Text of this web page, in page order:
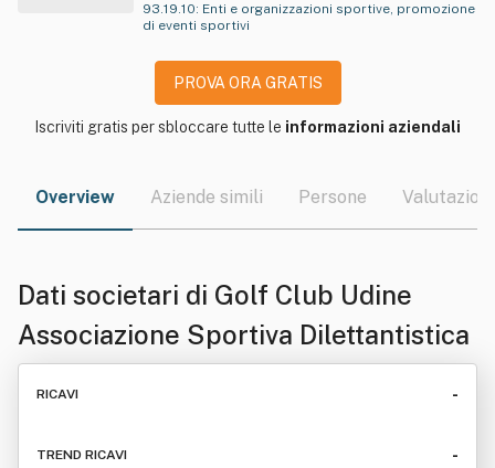
93.19.10: Enti e organizzazioni sportive, promozione
di eventi sportivi
PROVA ORA GRATIS
Iscriviti gratis per sbloccare tutte le informazioni aziendali
Overview Aziende simili Persone Valutazioni
Dati societari di Golf Club Udine
Associazione Sportiva Dilettantistica
RICAVI -
TREND RICAVI -